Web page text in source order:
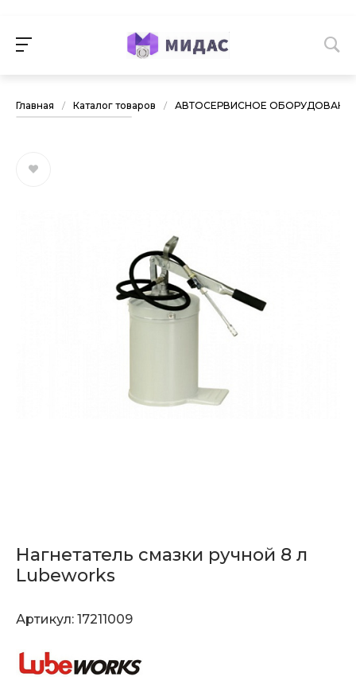
Главная / Каталог товаров / АВТОСЕРВИСНОЕ
Нагнетатель смазки ручной 8 л
Lubeworks
Артикул: 17211009